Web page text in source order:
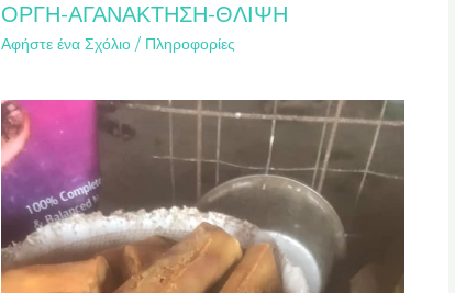
ΟΡΓΗ-ΑΓΑΝΑΚΤΗΣΗ-ΘΛΙΨΗ
Αφήστε ένα Σχόλιο / Πληροφορίες